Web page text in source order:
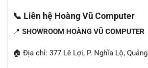
📞 Liên hệ Hoàng Vũ Computer
📍 SHOWROOM HOÀNG VŨ COMPUTER
🏠 Địa chỉ: 377 Lê Lợi, P. Nghĩa Lộ,